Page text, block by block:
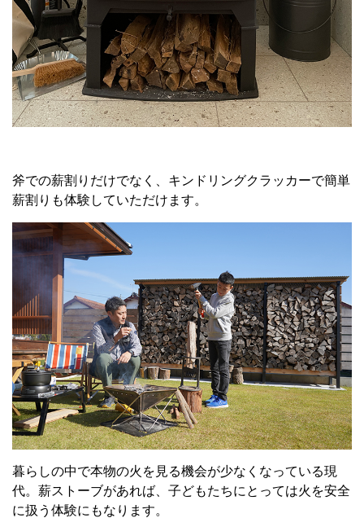
斧での薪割りだけでなく、キンドリングクラッカーで簡単
薪割りも体験していただけます。
暮らしの中で本物の火を見る機会が少なくなっている現
代。薪ストーブがあれば、子どもたちにとっては火を安全
に扱う体験にもなります。